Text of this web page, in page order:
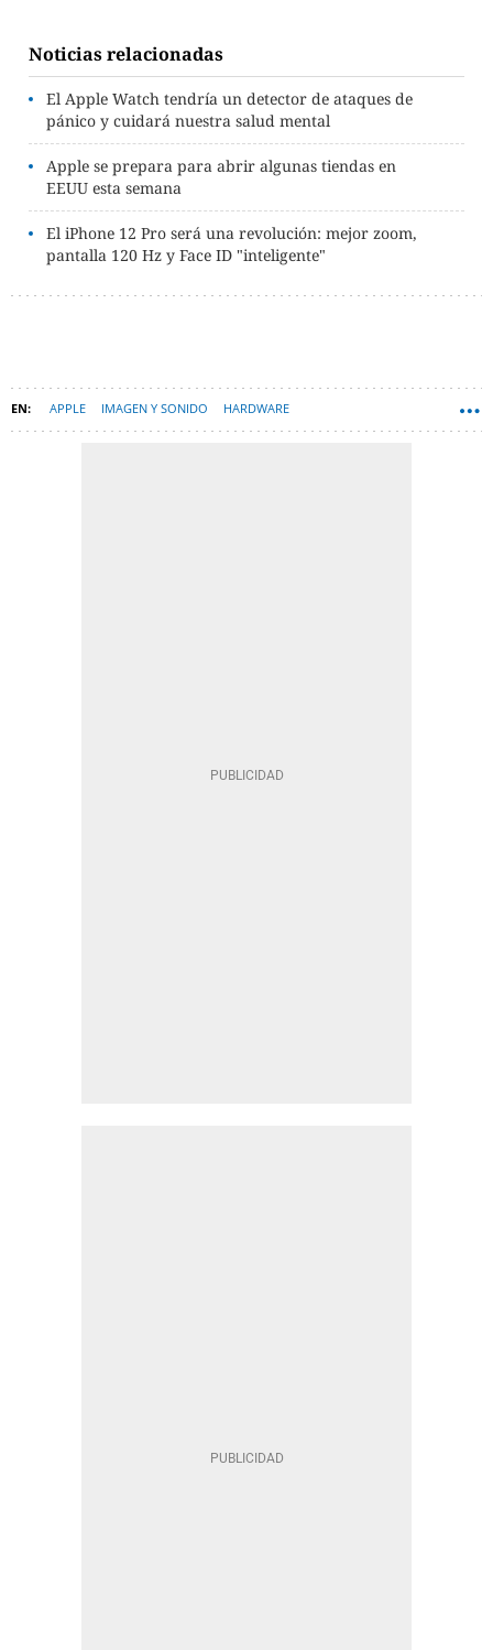
Noticias relacionadas
El Apple Watch tendría un detector de ataques de
pánico y cuidará nuestra salud mental
Apple se prepara para abrir algunas tiendas en
EEUU esta semana
El iPhone 12 Pro será una revolución: mejor zoom,
pantalla 120 Hz y Face ID "inteligente"
APPLE IMAGEN Y SONIDO HARDWARE